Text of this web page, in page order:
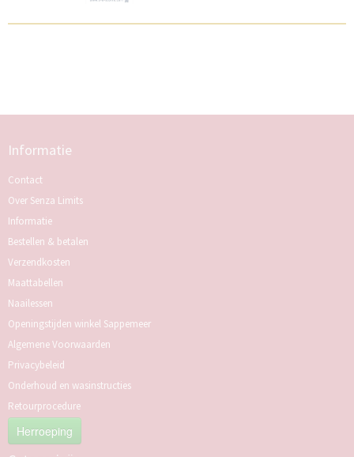
Informatie
Contact
Over Senza Limits
Informatie
Bestellen & betalen
Verzendkosten
Maattabellen
Naailessen
Openingstijden winkel Sappemeer
Algemene Voorwaarden
Privacybeleid
Onderhoud en wasinstructies
Retourprocedure
Herroeping